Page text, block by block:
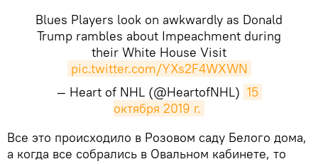
Blues Players look on awkwardly as Donald
Trump rambles about Impeachment during
their White House Visit
pic.twitter.com/YXs2F4WXWN
— Heart of NHL (@HeartofNHL) 15
октября 2019 г.
​Все это происходило в Розовом саду Белого дома,
а когда все собрались в Овальном кабинете, то